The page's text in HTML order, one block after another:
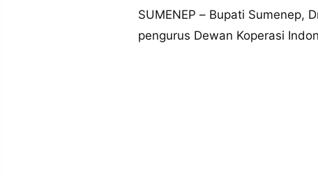
SUMENEP – Bupati Sumenep,
pengurus Dewan Koperasi